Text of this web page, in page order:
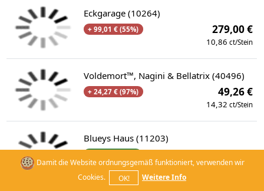
Eckgarage (10264)
+ 99,01 € (55%) 279,00 €
10,86 ct/Stein
Voldemort™, Nagini & Bellatrix (40496)
+ 24,27 € (97%) 49,26 €
14,32 ct/Stein
Blueys Haus (11203)
49,08 €
12,85ct/Stein
Damit die Website ordnungsgemäß funktioniert, verwenden wir
Cookies.
OK! Weitere Info